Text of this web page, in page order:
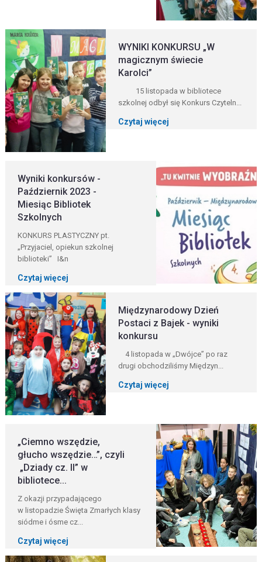
WYNIKI KONKURSU „W
magicznym świecie
Karolci”
15 listopada w bibliotece
szkolnej odbył się Konkurs Czyteln...
Czytaj więcej
Wyniki konkursów -
Październik 2023 -
Miesiąc Bibliotek
Szkolnych
KONKURS PLASTYCZNY pt.
„Przyjaciel, opiekun szkolnej
biblioteki” I&n
Czytaj więcej
Międzynarodowy Dzień
Postaci z Bajek - wyniki
konkursu
4 listopada w „Dwójce” po raz
drugi obchodziliśmy Międzyn...
Czytaj więcej
„Ciemno wszędzie,
głucho wszędzie…”, czyli
„Dziady cz. II” w
bibliotece...
Z okazji przypadającego
w listopadzie Święta Zmarłych klasy
siódme i ósme cz...
Czytaj więcej